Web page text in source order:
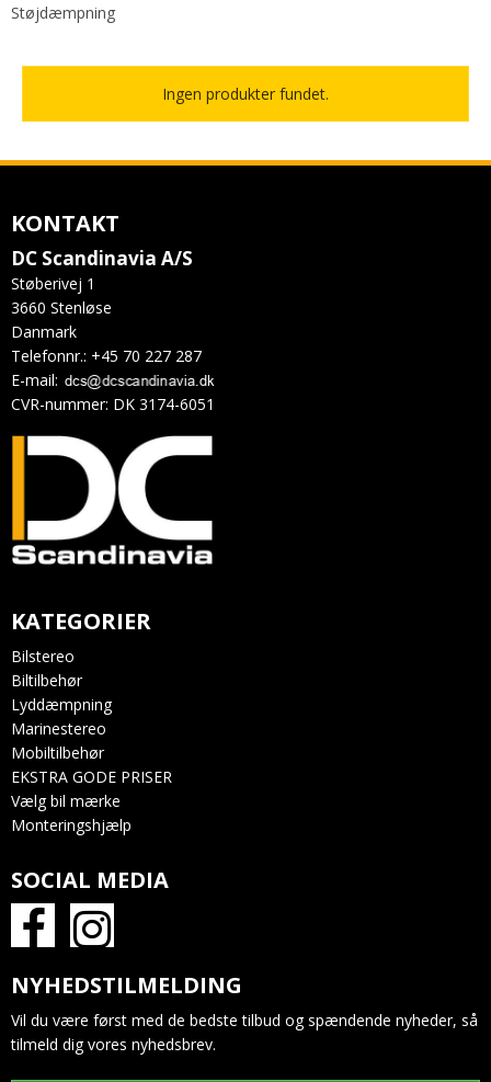
Støjdæmpning
Ingen produkter fundet.
KONTAKT
DC Scandinavia A/S
Støberivej 1
3660 Stenløse
Danmark
Telefonnr.: +45 70 227 287
E-mail:
CVR-nummer: DK 3174-6051
KATEGORIER
Bilstereo
Biltilbehør
Lyddæmpning
Marinestereo
Mobiltilbehør
EKSTRA GODE PRISER
Vælg bil mærke
Monteringshjælp
SOCIAL MEDIA
NYHEDSTILMELDING
Vil du være først med de bedste tilbud og spændende nyheder, så
tilmeld dig vores nyhedsbrev.